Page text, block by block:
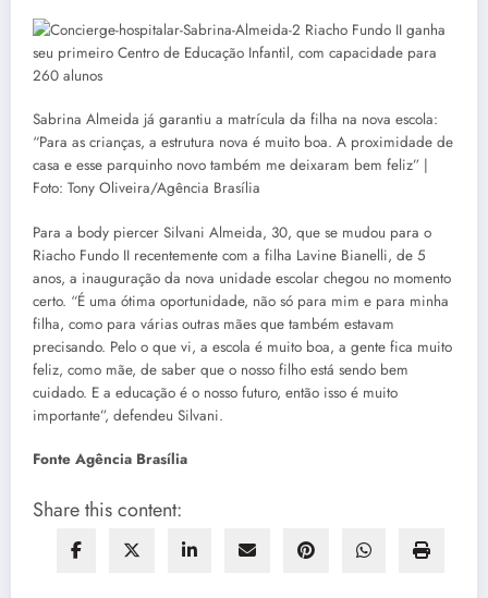
Sabrina Almeida já garantiu a matrícula da filha na nova escola:
“Para as crianças, a estrutura nova é muito boa. A proximidade de
casa e esse parquinho novo também me deixaram bem feliz” |
Foto: Tony Oliveira/Agência Brasília
Para a body piercer Silvani Almeida, 30, que se mudou para o
Riacho Fundo II recentemente com a filha Lavine Bianelli, de 5
anos, a inauguração da nova unidade escolar chegou no momento
certo. “É uma ótima oportunidade, não só para mim e para minha
filha, como para várias outras mães que também estavam
precisando. Pelo o que vi, a escola é muito boa, a gente fica muito
feliz, como mãe, de saber que o nosso filho está sendo bem
cuidado. E a educação é o nosso futuro, então isso é muito
importante”, defendeu Silvani.
Fonte Agência Brasília
Share this content: